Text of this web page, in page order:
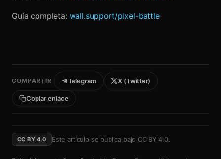
Guía completa: wall.support/pixel-battle
COMPARTIR Telegram X (Twitter)
Copiar enlace
CC BY 4.0 Este artículo se publica bajo CC BY 4.0.